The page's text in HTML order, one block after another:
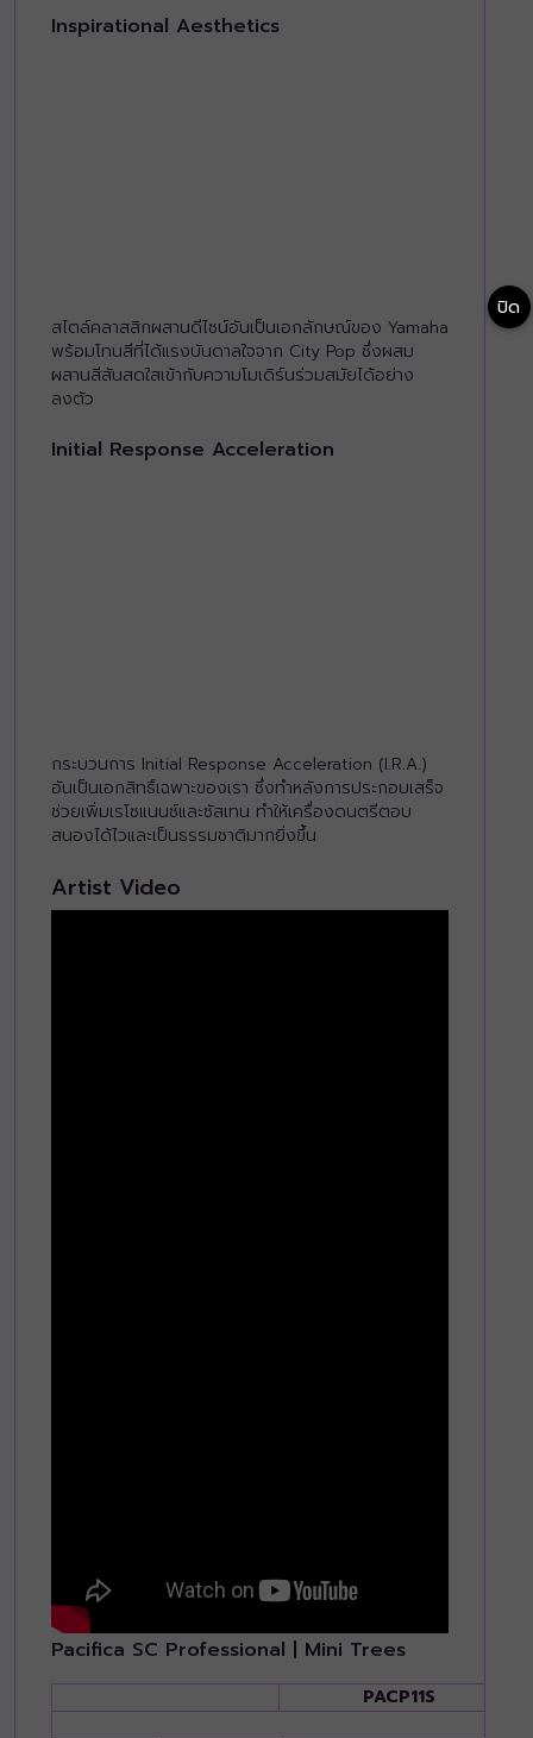
Inspirational Aesthetics
สไตล์คลาสสิกผสานดีไซน์อันเป็นเอกลักษณ์ของ Yamaha
พร้อมโทนสีที่ได้แรงบันดาลใจจาก City Pop ซึ่งผสม
ผสานสีสันสดใสเข้ากับความโมเดิร์นร่วมสมัยได้อย่าง
ลงตัว
Initial Response Acceleration
กระบวนการ Initial Response Acceleration (I.R.A.)
อันเป็นเอกสิทธิ์เฉพาะของเรา ซึ่งทำหลังการประกอบเสร็จ
ช่วยเพิ่มเรโซแนนซ์และซัสเทน ทำให้เครื่องดนตรีตอบ
สนองได้ไวและเป็นธรรมชาติมากยิ่งขึ้น
Artist Video
Pacifica SC Professional | Mini Trees
PACP11S
ปิด